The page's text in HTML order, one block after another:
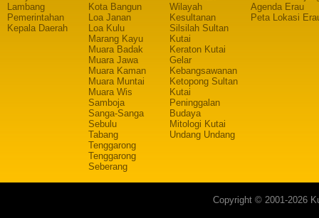
Lambang
Pemerintahan
Kepala Daerah
Kota Bangun
Loa Janan
Loa Kulu
Marang Kayu
Muara Badak
Muara Jawa
Muara Kaman
Muara Muntai
Muara Wis
Samboja
Sanga-Sanga
Sebulu
Tabang
Tenggarong
Tenggarong
Seberang
Wilayah
Kesultanan
Silsilah Sultan
Kutai
Keraton Kutai
Gelar
Kebangsawanan
Ketopong Sultan
Kutai
Peninggalan
Budaya
Mitologi Kutai
Undang Undang
Agenda Erau
Peta Lokasi
Copyright © 2001-2026